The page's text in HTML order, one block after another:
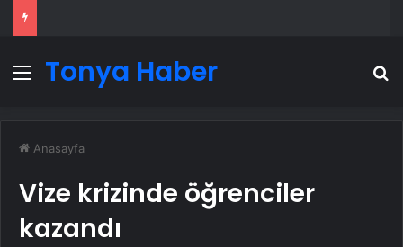
Menü
Tonya Haber
Anasayfa
Vize krizinde öğrenciler
kazandı